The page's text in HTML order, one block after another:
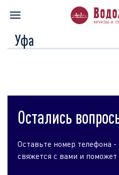
Главная Перечень всех
Уфа
Остались
Оставьте номер телефона
свяжется с вами и